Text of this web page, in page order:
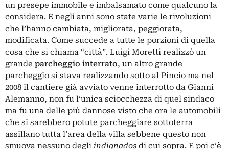
un presepe immobile e imbalsamato come qualcuno la
considera. E negli anni sono state varie le rivoluzioni
che l’hanno cambiata, migliorata, peggiorata,
modificata. Come succede a tutte le porzioni di quella
cosa che si chiama “città”. Luigi Moretti realizzò un
grande parcheggio interrato, un altro grande
parcheggio si stava realizzando sotto al Pincio ma nel
2008 il cantiere già avviato venne interrotto da Gianni
Alemanno, non fu l’unica sciocchezza di quel sindaco
ma fu una delle più dannose visto che ora le automobili
che si sarebbero potute parcheggiare sottoterra
assillano tutta l’area della villa sebbene questo non
smuova nessuno degli indignados di cui sopra. E poi c’è